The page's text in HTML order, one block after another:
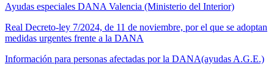
Ayudas especiales DANA Valencia (Ministerio del Interior)
Real Decreto-ley 7/2024, de 11 de noviembre, por el que se adoptan
medidas urgentes frente a la DANA
Información para personas afectadas por la DANA(ayudas A.G.E.)